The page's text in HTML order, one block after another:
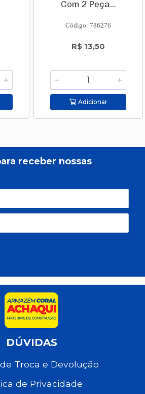
Com 2 Peça...
Código: 786276
R$ 13,50
Adicionar
receber nossas
DÚVIDAS
Troca e Devolução
de Privacidade